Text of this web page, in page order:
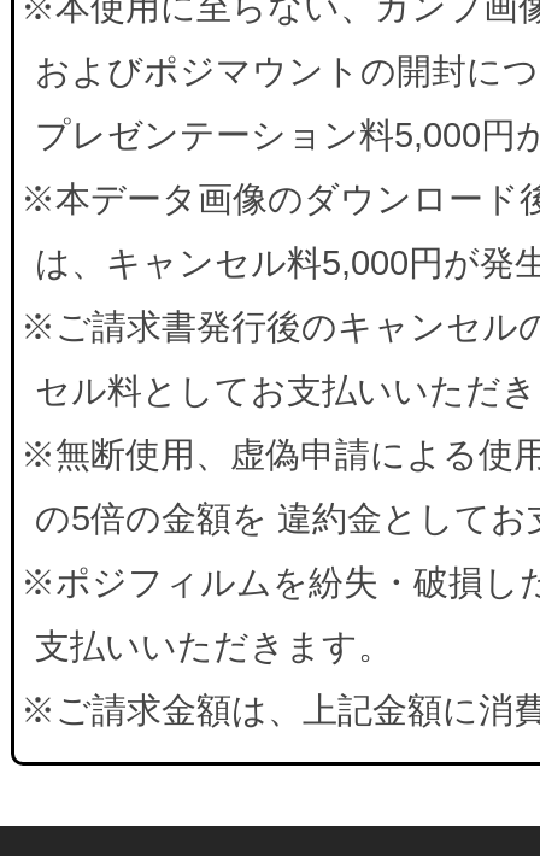
およびポジマウントの開封に
プレゼンテーション料5,000円
※本データ画像のダウンロード
は、キャンセル料5,000円が発
※ご請求書発行後のキャンセル
セル料としてお支払いいただ
※無断使用、虚偽申請による使
の5倍の金額を 違約金として
※ポジフィルムを紛失・破損し
支払いいただきます。
※ご請求金額は、上記金額に消